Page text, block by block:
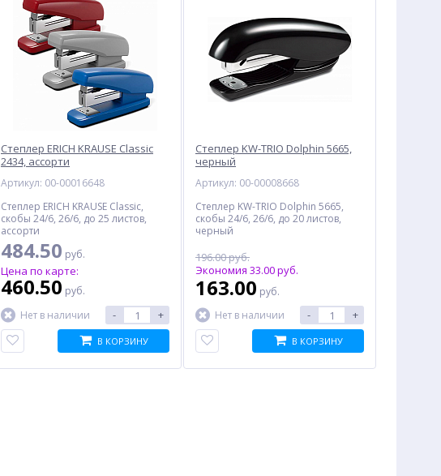
Степлер ERICH KRAUSE Classic
2434, ассорти
Артикул: 00-00016648
Степлер ERICH KRAUSE Classic,
скобы 24/6, 26/6, до 25 листов,
ассорти
484.50 руб.
Цена по карте:
460.50 руб.
Нет в наличии
- +
В КОРЗИНУ
Степлер KW-TRIO Dolphin 5665,
черный
Артикул: 00-00008668
Степлер KW-TRIO Dolphin 5665,
скобы 24/6, 26/6, до 20 листов,
черный
196.00 руб.
Экономия 33.00 руб.
163.00 руб.
Нет в наличии
- +
В КОРЗИНУ